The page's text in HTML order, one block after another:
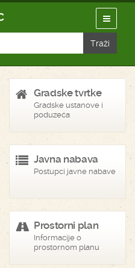
Gradske tvrtke
Gradske ustanove i
poduzeća
Javna nabava
Postupci javne nabave
Prostorni plan
Informacije o
prostornom planu